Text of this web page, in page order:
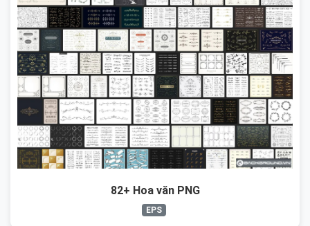
82+ Hoa văn PNG
EPS